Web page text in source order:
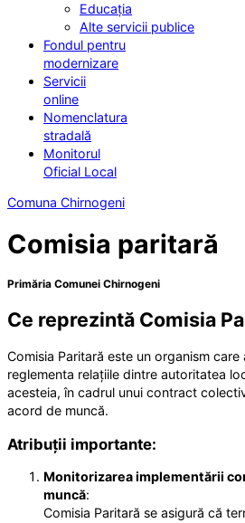
Educația
Alte servicii publice
Fondul pentru
modernizare
Servicii
online
Nomenclatura
stradală
Monitorul
Oficial Local
Comuna Chirnogeni
Comisia paritară
Primăria Comunei Chirnogeni
Ce reprezintă Comisia
Comisia Paritară este un organism
reglementa relațiile dintre autoritatea
acesteia, în cadrul unui contract
acord de muncă.
Atribuții importante:
Monitorizarea implementării
muncă:
Comisia Paritară se asigură că